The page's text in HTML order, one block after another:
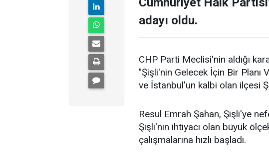
adayı oldu.
CHP Parti Meclisi'nin aldığı
"Şişli'nin Gelecek İçin Bir Planı
ve İstanbul'un kalbi olan ilçesi
Resul Emrah Şahan, Şişli'ye
Şişli'nin ihtiyacı olan büyük
çalışmalarına hızlı başladı.